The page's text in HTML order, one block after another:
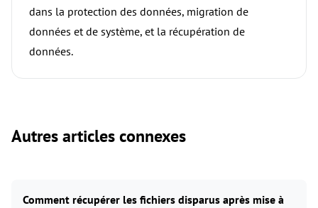
dans la protection des données, migration de
données et de système, et la récupération de
données.
Autres articles connexes
Comment récupérer les fichiers disparus après mise à